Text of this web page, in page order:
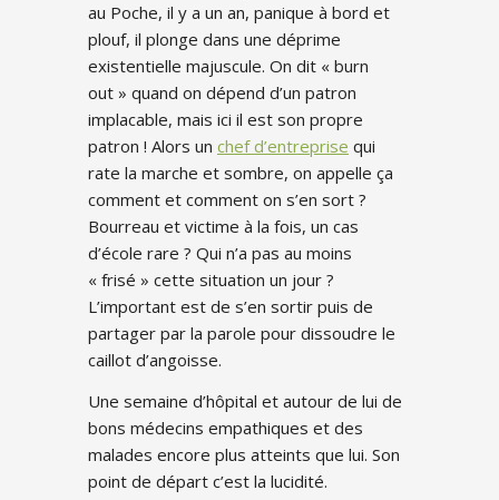
au Poche, il y a un an, panique à bord et
plouf, il plonge dans une déprime
existentielle majuscule. On dit « burn
out » quand on dépend d’un patron
implacable, mais ici il est son propre
patron ! Alors un chef d’entreprise qui
rate la marche et sombre, on appelle ça
comment et comment on s’en sort ?
Bourreau et victime à la fois, un cas
d’école rare ? Qui n’a pas au moins
« frisé » cette situation un jour ?
L’important est de s’en sortir puis de
partager par la parole pour dissoudre le
caillot d’angoisse.
Une semaine d’hôpital et autour de lui de
bons médecins empathiques et des
malades encore plus atteints que lui. Son
point de départ c’est la lucidité.